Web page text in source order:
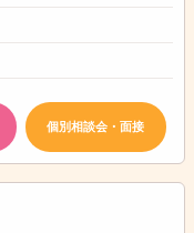
個別相談会・面接